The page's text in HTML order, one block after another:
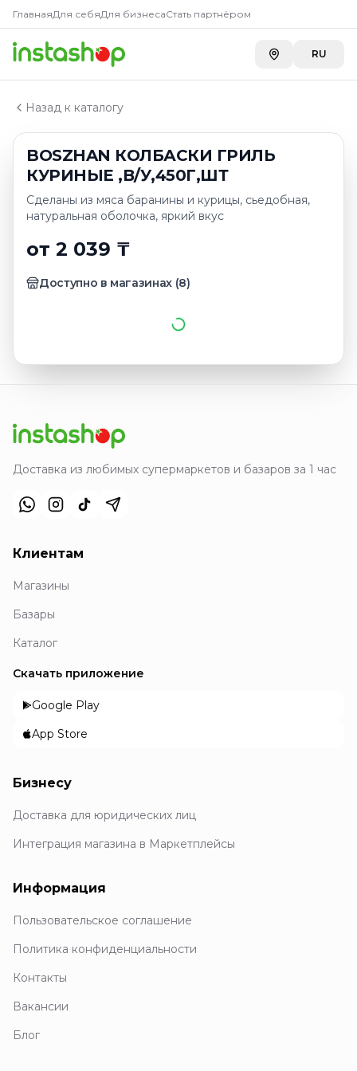
ГлавнаяДля себяДля бизнесаСтать партнёром
RU
Назад к каталогу
BOSZHAN КОЛБАСКИ ГРИЛЬ
КУРИНЫЕ ,В/У,450Г,ШТ
Сделаны из мяса баранины и курицы, сьедобная,
натуральная оболочка, яркий вкус
от 2 039 ₸
Доступно в магазинах (8)
Главная
Каталог
Для жарки
BOSZHAN КОЛБАСКИ ГРИЛЬ КУРИНЫЕ ,В/У,450Г,ШТ
КупитьBOSZHAN
METRO г. Шымкент
Доставка из любимых супермаркетов и базаров за 1 час
Клиентам
Магазины
Базары
Каталог
Скачать приложение
Google Play
App Store
Бизнесу
Доставка для юридических лиц
Интеграция магазина в Маркетплейсы
Информация
Пользовательское соглашение
Политика конфиденциальности
Контакты
Вакансии
Блог